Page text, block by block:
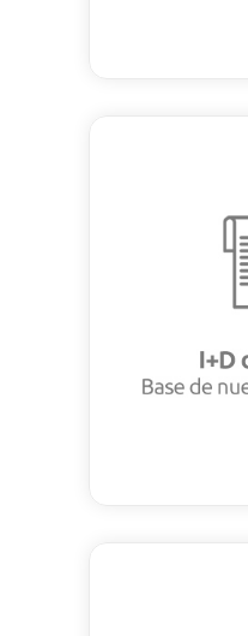
I+D
Nuestro
soporte